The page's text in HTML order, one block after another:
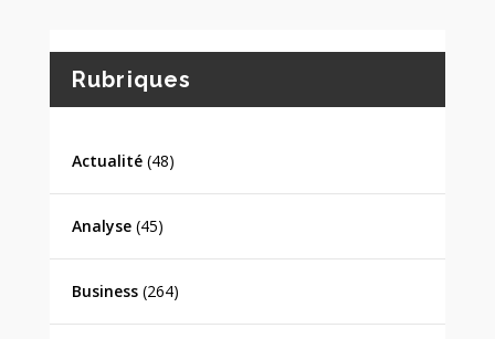
Rubriques
Actualité(48)
Analyse(45)
Business(264)